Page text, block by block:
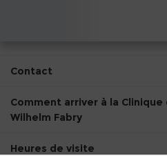
Contact
Comment arriver à la
Wilhelm Fabry
Heures de visite